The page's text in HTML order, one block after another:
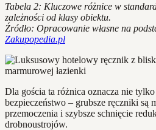
Tabela 2: Kluczowe różnice w
zależności od klasy obiektu.
Źródło: Opracowanie własne na
Zakupopedia.pl
Dla gościa ta różnica oznacza nie
bezpieczeństwo – grubsze ręczniki są
przemoczenia i szybsze schnięcie
drobnoustrojów.